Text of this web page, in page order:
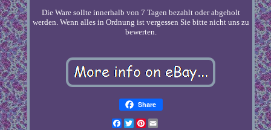
Die Ware sollte innerhalb von 7 Tagen bezahlt oder abgeholt
werden. Wenn alles in Ordnung ist vergessen Sie bitte nicht uns zu
bewerten.
Share
Facebook
TwitterPinterest